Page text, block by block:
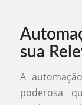
sua
A
poderosa